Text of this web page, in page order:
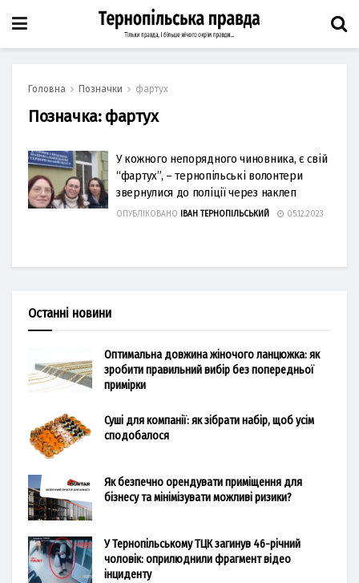
Головна Позначки фартух
Позначка: фартух
У кожного непорядного чиновника, є свій
“фартух”, – тернопільські волонтери
звернулися до поліції через наклеп
ОПУБЛІКОВАНО ІВАН ТЕРНОПІЛЬСЬКИЙ 05.12.2023
Останні новини
Оптимальна довжина жіночого ланцюжка: як
зробити правильний вибір без попередньої
примірки
Суші для компанії: як зібрати набір, щоб усім
сподобалося
Як безпечно орендувати приміщення для
бізнесу та мінімізувати можливі ризики?
У Тернопільському ТЦК загинув 46-річний
чоловік: оприлюднили фрагмент відео
інциденту